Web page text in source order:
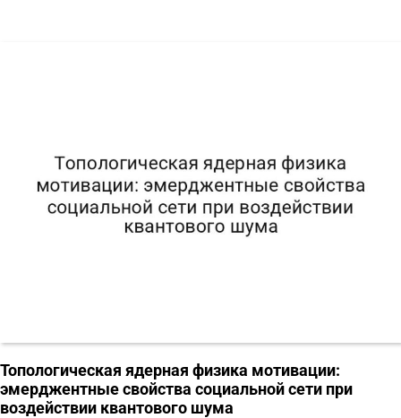
Топологическая ядерная физика мотивации:
эмерджентные свойства социальной сети при
воздействии квантового шума